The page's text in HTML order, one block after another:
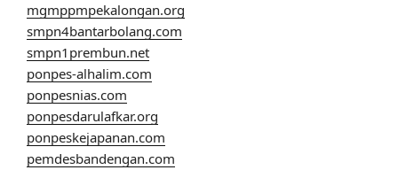
mgmppmpekalongan.org
smpn4bantarbolang.com
smpn1prembun.net
ponpes-alhalim.com
ponpesnias.com
ponpesdarulafkar.org
ponpeskejapanan.com
pemdesbandengan.com